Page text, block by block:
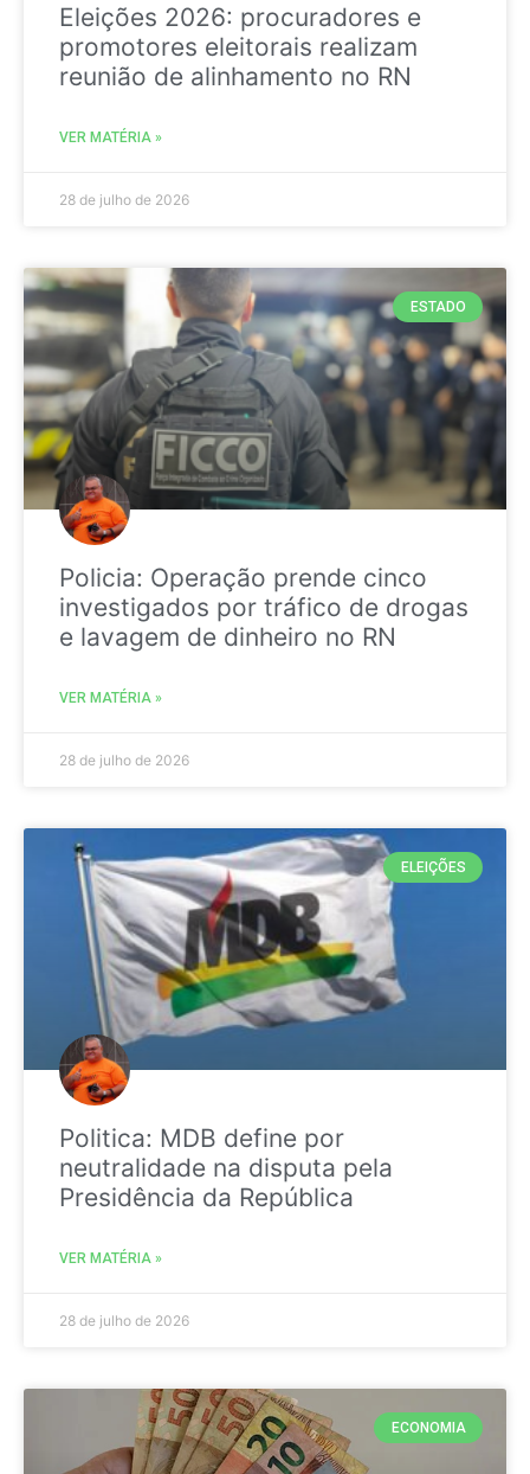
Eleições 2026: procuradores e
promotores eleitorais realizam
reunião de alinhamento no RN
VER MATÉRIA »
28 de julho de 2026
ESTADO
Policia: Operação prende cinco
investigados por tráfico de drogas
e lavagem de dinheiro no RN
VER MATÉRIA »
28 de julho de 2026
ELEIÇÕES
Politica: MDB define por
neutralidade na disputa pela
Presidência da República
VER MATÉRIA »
28 de julho de 2026
ECONOMIA